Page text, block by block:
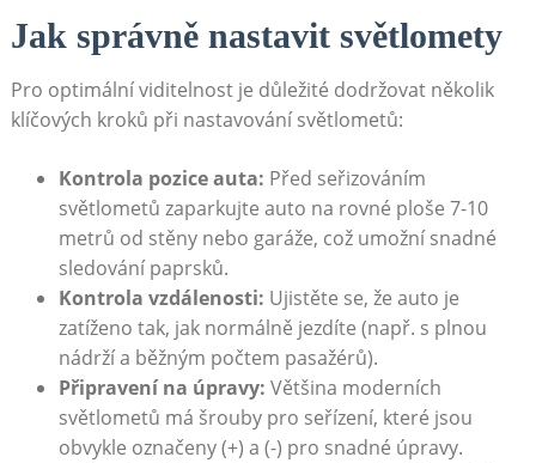
Jak správně nastavit světlomety
Pro optimální viditelnost je důležité dodržovat několik
klíčových kroků při nastavování světlometů:
Kontrola pozice auta: Před seřizováním
světlometů zaparkujte auto na rovné ploše 7-10
metrů od stěny nebo garáže, což umožní snadné
sledování paprsků.
Kontrola vzdálenosti: Ujistěte se, že auto je
zatíženo tak, jak normálně jezdíte (např. s plnou
nádrží a běžným počtem pasažérů).
Připravení na úpravy: Většina moderních
světlometů má šrouby pro seřízení, které jsou
obvykle označeny (+) a (-) pro snadné úpravy.